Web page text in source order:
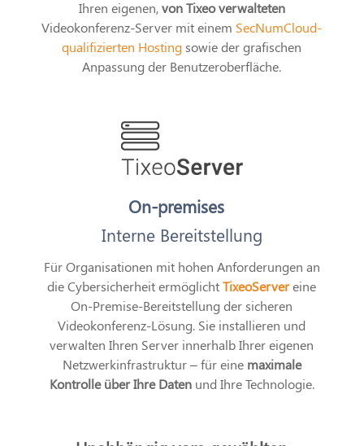
Ihren eigenen,von Tixeo verwalteten
Videokonferenz-Server mit einem SecNumCloud-
qualifizierten Hosting sowie der grafischen
Anpassung der Benutzeroberfläche.
On-premises
Interne Bereitstellung
Für Organisationen mit hohen Anforderungen an
die Cybersicherheit ermöglichtTixeoServereine
On-Premise-Bereitstellung der sicheren
Videokonferenz-Lösung. Sie installieren und
verwalten Ihren Server innerhalb Ihrer eigenen
Netzwerkinfrastruktur – für eine maximale
Kontrolle über Ihre Datenund Ihre Technologie.